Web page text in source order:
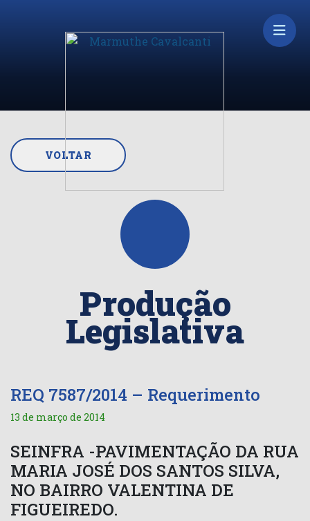
VOLTAR
Produção
Legislativa
REQ 7587/2014 – Requerimento
13 de março de 2014
SEINFRA -PAVIMENTAÇÃO DA RUA
MARIA JOSÉ DOS SANTOS SILVA,
NO BAIRRO VALENTINA DE
FIGUEIREDO.